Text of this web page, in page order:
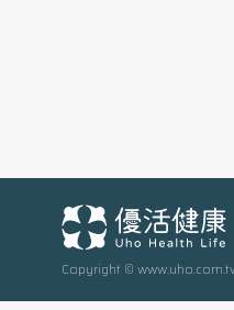
總醫院心臟
術室心臟血
之餘撥空參與此嘔
考價值之工具書 書中除了開心手術外，
Copyright ©